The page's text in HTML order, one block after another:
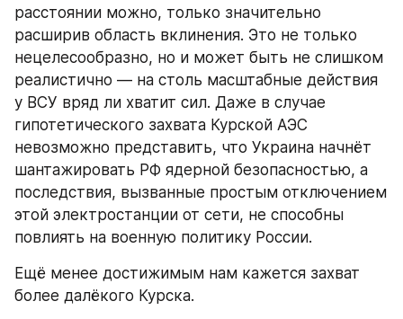
расстоянии можно, только значительно
расширив область вклинения. Это не только
нецелесообразно, но и может быть не слишком
реалистично — на столь масштабные действия
у ВСУ вряд ли хватит сил. Даже в случае
гипотетического захвата Курской АЭС
невозможно представить, что Украина начнёт
шантажировать РФ ядерной безопасностью, а
последствия, вызванные простым отключением
этой электростанции от сети, не способны
повлиять на военную политику России.
Ещё менее достижимым нам кажется захват
более далёкого Курска.